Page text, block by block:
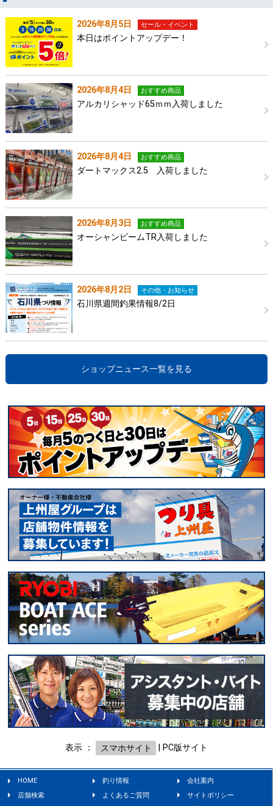
2026年8月5日 セール・イベント
本日はポイントアップデー！
2026年8月4日 おすすめ商品
アルカリシャッド65ｍｍ入荷しました
2026年8月4日 おすすめ商品
ダートマックス2.5 入荷しました
2026年8月3日 おすすめ商品
オーシャンビームTR入荷しました
2026年8月2日 その他・お知らせ
石川県週間釣果情報8/2日
ショップニュース一覧を見る
表示 ： スマホサイト PC版サイト
HOME 釣り情報
会社案内
店舗検索
よくあるご質問
サイトポリシー